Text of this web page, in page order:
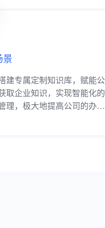
景
建专属定制知识库，赋能公
取企业知识，实现智能化的
理，极大地提高公司的办公